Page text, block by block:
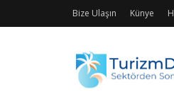
Bize Ulaşın Künye